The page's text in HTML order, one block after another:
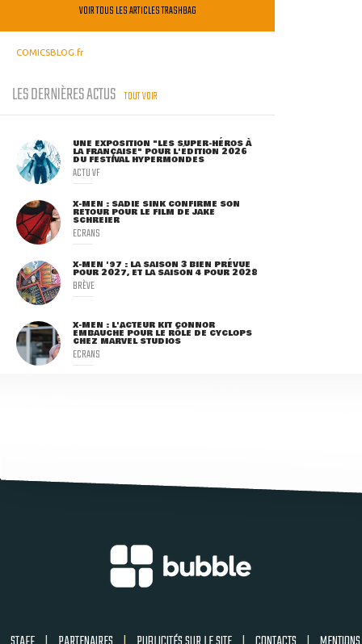
VOIR TOUS LES ARTICLES TRASHBAG
COMICSBLOG.fr
LES DERNIÈRES ACTUS TOUT VOIR
UNE EXPOSITION "LES SUPER-HÉROS À
LA FRANÇAISE" POUR L'ÉDITION 2026
DU FESTIVAL HYPERMONDES
ACTU VF
X-MEN : SADIE SINK CONFIRME SON
RETOUR POUR LE FILM DE JAKE
SCHREIER
ECRANS
X-MEN '97 : LA SAISON 3 BIEN PRÉVUE
POUR 2027, ET LA SAISON 4 POUR 2028
BRÈVE
X-MEN : L'ACTEUR KIT CONNOR
EMBAUCHÉ POUR LE RÔLE DE CYCLOPS
CHEZ MARVEL STUDIOS
ECRANS